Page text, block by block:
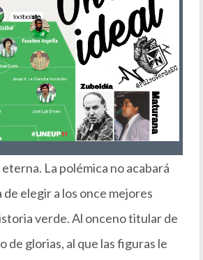
La polémica no acabará
de elegir a los once mejores
verde. Al onceno titular de
de glorias, al que las figuras le